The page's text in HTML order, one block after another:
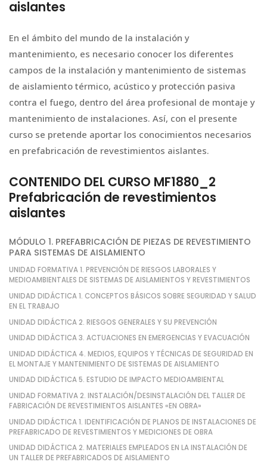
aislantes
En el ámbito del mundo de la instalación y
mantenimiento, es necesario conocer los diferentes
campos de la instalación y mantenimiento de sistemas
de aislamiento térmico, acústico y protección pasiva
contra el fuego, dentro del área profesional de montaje y
mantenimiento de instalaciones. Así, con el presente
curso se pretende aportar los conocimientos necesarios
en prefabricación de revestimientos aislantes.
CONTENIDO DEL CURSO MF1880_2
Prefabricación de revestimientos
aislantes
MÓDULO 1. PREFABRICACIÓN DE PIEZAS DE REVESTIMIENTO
PARA SISTEMAS DE AISLAMIENTO
UNIDAD FORMATIVA 1. PREVENCIÓN DE RIESGOS LABORALES Y
MEDIOAMBIENTALES DE SISTEMAS DE AISLAMIENTOS Y REVESTIMIENTOS
UNIDAD DIDÁCTICA 1. CONCEPTOS BÁSICOS SOBRE SEGURIDAD Y SALUD
EN EL TRABAJO
UNIDAD DIDÁCTICA 2. RIESGOS GENERALES Y SU PREVENCIÓN
UNIDAD DIDÁCTICA 3. ACTUACIONES EN EMERGENCIAS Y EVACUACIÓN
UNIDAD DIDÁCTICA 4. MEDIOS, EQUIPOS Y TÉCNICAS DE SEGURIDAD EN
EL MONTAJE Y MANTENIMIENTO DE SISTEMAS DE AISLAMIENTO
UNIDAD DIDÁCTICA 5. ESTUDIO DE IMPACTO MEDIOAMBIENTAL
UNIDAD FORMATIVA 2. INSTALACIÓN/DESINSTALACIÓN DEL TALLER DE
FABRICACIÓN DE REVESTIMIENTOS AISLANTES «EN OBRA»
UNIDAD DIDÁCTICA 1. IDENTIFICACIÓN DE PLANOS DE INSTALACIONES DE
PREFABRICADO DE REVESTIMIENTOS Y MEDICIONES DE OBRA
UNIDAD DIDÁCTICA 2. MATERIALES EMPLEADOS EN LA INSTALACIÓN DE
UN TALLER DE PREFABRICADOS DE AISLAMIENTO